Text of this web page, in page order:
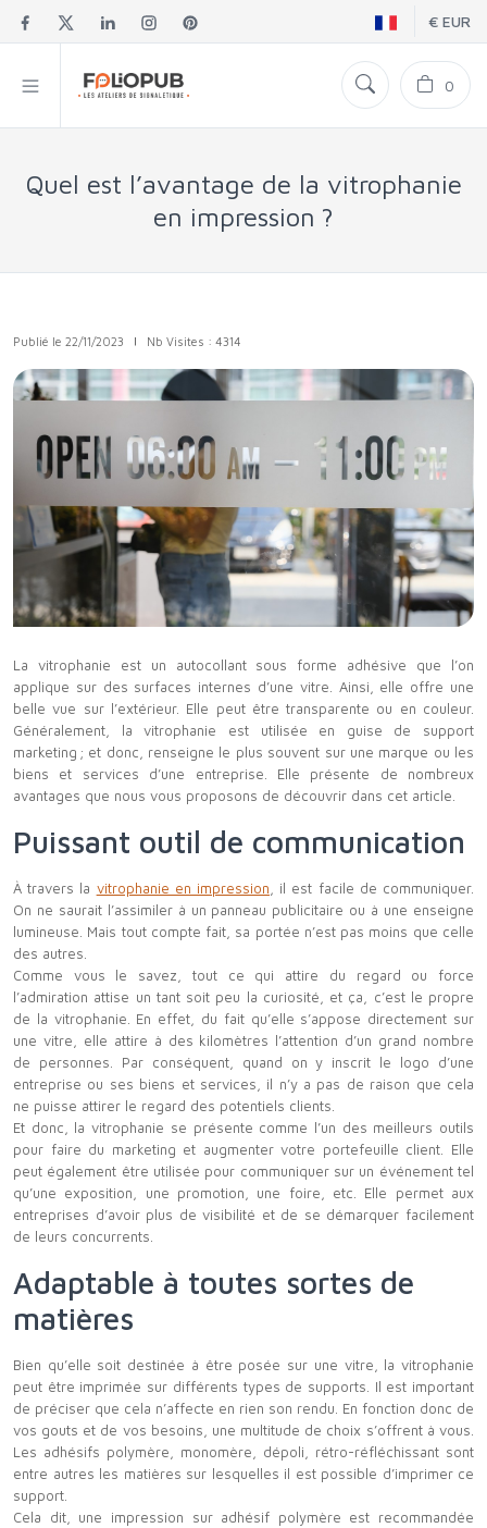
€ EUR
0
Quel est l’avantage de la vitrophanie
en impression ?
Publié le 22/11/2023 | Nb Visites : 4314
La vitrophanie est un autocollant sous forme adhésive que l’on
applique sur des surfaces internes d’une vitre. Ainsi, elle offre une
belle vue sur l’extérieur. Elle peut être transparente ou en couleur.
Généralement, la vitrophanie est utilisée en guise de support
marketing ; et donc, renseigne le plus souvent sur une marque ou les
biens et services d’une entreprise. Elle présente de nombreux
avantages que nous vous proposons de découvrir dans cet article.
Puissant outil de communication
À travers la vitrophanie en impression, il est facile de communiquer.
On ne saurait l’assimiler à un panneau publicitaire ou à une enseigne
lumineuse. Mais tout compte fait, sa portée n’est pas moins que celle
des autres.
Comme vous le savez, tout ce qui attire du regard ou force
l’admiration attise un tant soit peu la curiosité, et ça, c’est le propre
de la vitrophanie. En effet, du fait qu’elle s’appose directement sur
une vitre, elle attire à des kilomètres l’attention d’un grand nombre
de personnes. Par conséquent, quand on y inscrit le logo d’une
entreprise ou ses biens et services, il n’y a pas de raison que cela
ne puisse attirer le regard des potentiels clients.
Et donc, la vitrophanie se présente comme l’un des meilleurs outils
pour faire du marketing et augmenter votre portefeuille client. Elle
peut également être utilisée pour communiquer sur un événement tel
qu’une exposition, une promotion, une foire, etc. Elle permet aux
entreprises d’avoir plus de visibilité et de se démarquer facilement
de leurs concurrents.
Adaptable à toutes sortes de
matières
Bien qu’elle soit destinée à être posée sur une vitre, la vitrophanie
peut être imprimée sur différents types de supports. Il est important
de préciser que cela n’affecte en rien son rendu. En fonction donc de
vos gouts et de vos besoins, une multitude de choix s’offrent à vous.
Les adhésifs polymère, monomère, dépoli, rétro-réfléchissant sont
entre autres les matières sur lesquelles il est possible d’imprimer ce
support.
Cela dit, une impression sur adhésif polymère est recommandée